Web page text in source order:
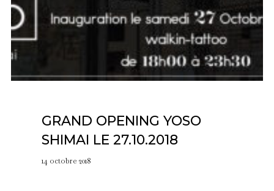
GRAND OPENING YOSO
SHIMAI LE 27.10.2018
14 octobre 2018